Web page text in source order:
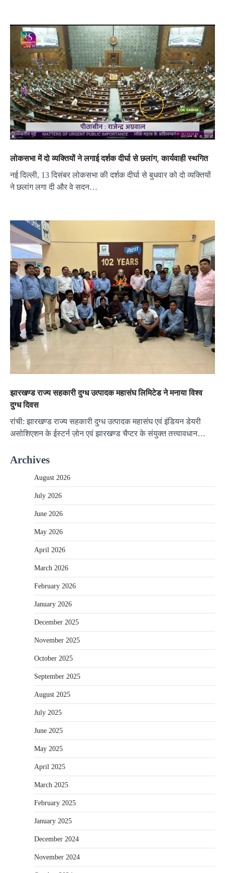
लोकसभा में दो व्यक्तियों ने लगाई दर्शक दीर्घा से छलांग, कार्यवाही स्थगित
नई दिल्ली, 13 दिसंबर लोकसभा की दर्शक दीर्घा से बुधवार को दो व्यक्तियों
ने छलांग लगा दी और वे सदन…
झारखण्ड राज्य सहकारी दुग्ध उत्पादक महासंघ लिमिटेड ने मनाया विश्व
दुग्ध दिवस
रांची: झारखण्ड राज्य सहकारी दुग्ध उत्पादक महासंघ एवं इंडियन डेयरी
असोशिएशन के ईस्टर्न ज़ोन एवं झारखण्ड चैप्टर के संयुक्त तत्त्वावधान…
Archives
August 2026
July 2026
June 2026
May 2026
April 2026
March 2026
February 2026
January 2026
December 2025
November 2025
October 2025
September 2025
August 2025
July 2025
June 2025
May 2025
April 2025
March 2025
February 2025
January 2025
December 2024
November 2024